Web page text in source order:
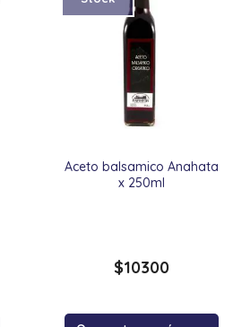
Aceto balsamico Anahata
x 250ml
$10300